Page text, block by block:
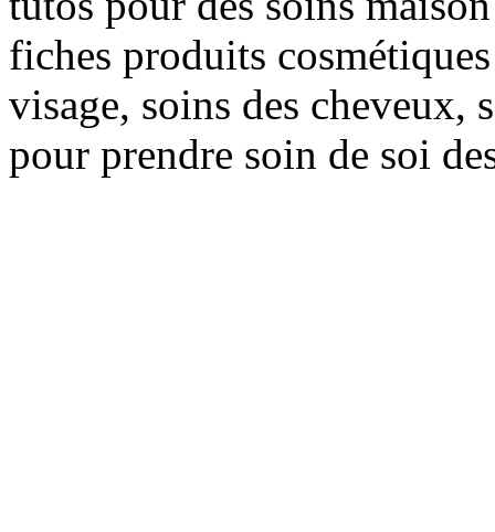
fiches produits
visage, soins des cheveux,
pour prendre soin de soi